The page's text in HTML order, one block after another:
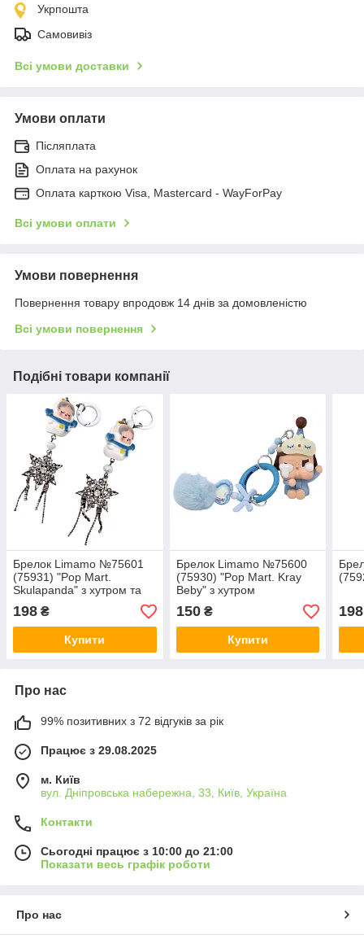
Укрпошта
Самовивіз
Всі умови доставки
Умови оплати
Післяплата
Оплата на рахунок
Оплата карткою Visa, Mastercard - WayForPay
Всі умови оплати
Умови повернення
Повернення товару впродовж 14 днів за домовленістю
Всі умови повернення
Подібні товари компанії
Брелок Limamo №75601
(75931) "Pop Mart.
Skulapanda" з хутром та
сніжинкою
198 ₴
Купити
Брелок Limamo №75600
(75930) "Pop Mart. Kray
Beby" з хутром
150₴
Купити
198
Про нас
99% позитивних з 72 відгуків за рік
Працює з 29.08.2025
м. Київ
вул. Дніпровська набережна, 33, Київ, Україна
Контакти
Сьогодні працює з 10:00 до 21:00
Показати весь графік роботи
Про нас